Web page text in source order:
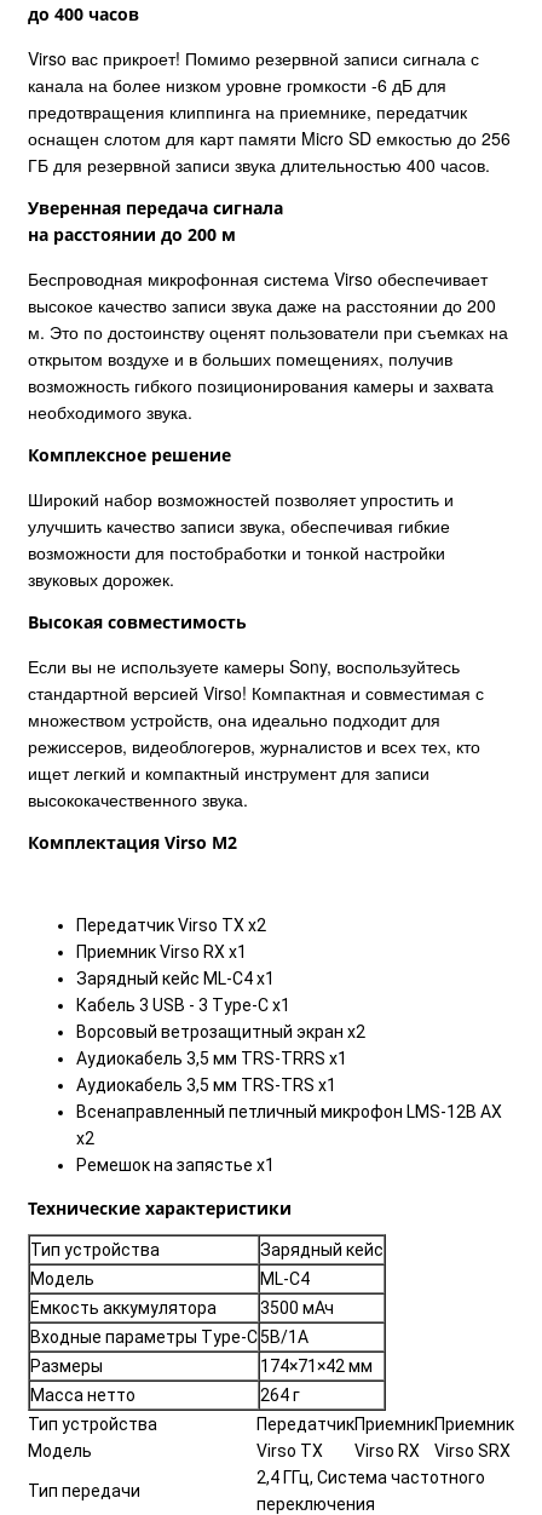
до 400 часов
Virso вас прикроет! Помимо резервной записи сигнала с
канала на более низком уровне громкости -6 дБ для
предотвращения клиппинга на приемнике, передатчик
оснащен слотом для карт памяти Micro SD емкостью до 256
ГБ для резервной записи звука длительностью 400 часов.
Уверенная передача сигнала
на расстоянии до 200 м
Беспроводная микрофонная система Virso обеспечивает
высокое качество записи звука даже на расстоянии до 200
м. Это по достоинству оценят пользователи при съемках на
открытом воздухе и в больших помещениях, получив
возможность гибкого позиционирования камеры и захвата
необходимого звука.
Комплексное решение
Широкий набор возможностей позволяет упростить и
улучшить качество записи звука, обеспечивая гибкие
возможности для постобработки и тонкой настройки
звуковых дорожек.
Высокая совместимость
Если вы не используете камеры Sony, воспользуйтесь
стандартной версией Virso! Компактная и совместимая с
множеством устройств, она идеально подходит для
режиссеров, видеоблогеров, журналистов и всех тех, кто
ищет легкий и компактный инструмент для записи
высококачественного звука.
Комплектация Virso M2
Передатчик Virso TX x2
Приемник Virso RX x1
Зарядный кейс ML-C4 x1
Кабель 3 USB - 3 Type-C x1
Ворсовый ветрозащитный экран x2
Аудиокабель 3,5 мм TRS-TRRS x1
Аудиокабель 3,5 мм TRS-TRS x1
Всенаправленный петличный микрофон LMS-12B AX
x2
Ремешок на запястье x1
Технические характеристики
Тип устройства
Зарядный кейс
Модель
ML-C4
Емкость аккумулятора
3500 мАч
Входные параметры Type-C5В/1А
Размеры
174×71×42 мм
Масса нетто
264 г
Тип устройства
ПередатчикПриемникПриемник
Модель
Virso TX Virso RX Virso SRX
Тип передачи
2,4 ГГц, Система частотного
переключения